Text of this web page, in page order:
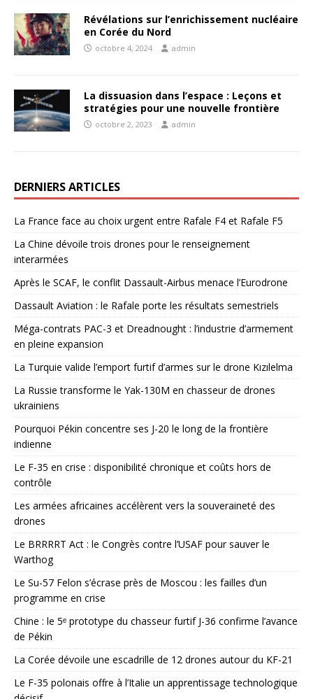
Révélations sur l’enrichissement nucléaire
en Corée du Nord
octobre 4, 2024 admin
La dissuasion dans l’espace : Leçons et
stratégies pour une nouvelle frontière
octobre 2, 2023 admin
DERNIERS ARTICLES
La France face au choix urgent entre Rafale F4 et Rafale F5
La Chine dévoile trois drones pour le renseignement
interarmées
Après le SCAF, le conflit Dassault-Airbus menace l’Eurodrone
Dassault Aviation : le Rafale porte les résultats semestriels
Méga-contrats PAC-3 et Dreadnought : l’industrie d’armement
en pleine expansion
La Turquie valide l’emport furtif d’armes sur le drone Kızılelma
La Russie transforme le Yak-130M en chasseur de drones
ukrainiens
Pourquoi Pékin concentre ses J-20 le long de la frontière
indienne
Le F-35 en crise : disponibilité chronique et coûts hors de
contrôle
Les armées africaines accélèrent vers la souveraineté des
drones
Le BRRRRT Act : le Congrès contre l’USAF pour sauver le
Warthog
Le Su-57 Felon s’écrase près de Moscou : les failles d’un
programme en crise
Chine : le 5ᵉ prototype du chasseur furtif J-36 confirme l’avance
de Pékin
La Corée dévoile une escadrille de 12 drones autour du KF-21
Le F-35 polonais offre à l’Italie un apprentissage technologique